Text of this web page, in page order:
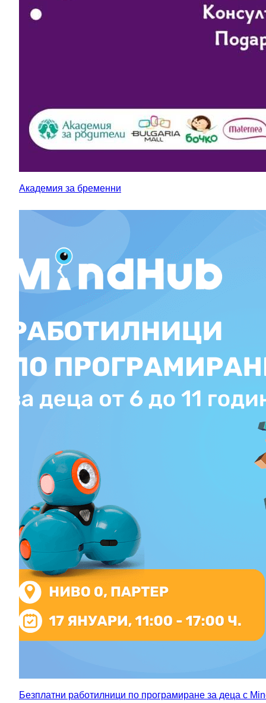
Академия за бременни
Безплатни работилници по програмиране за деца с